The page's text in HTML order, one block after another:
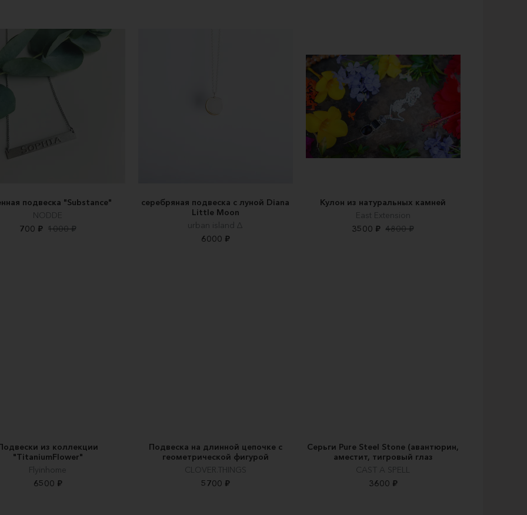
подвеска "Substance"
NODDE
700 ₽ 1000 ₽
серебряная подвеска с луной Diana
Little Moon
urban island ∆
6000 ₽
Кулон из натуральных камней
East Extension
3500 ₽ 4800 ₽
из коллекции
"TitaniumFlower"
Flyinhome
6500 ₽
Подвеска на длинной цепочке с
геометрической фигурой
CLOVER.THINGS
5700 ₽
Серьги Pure Steel Stone (авантюрин,
аместит, тигровый глаз
CAST A SPELL
3600 ₽